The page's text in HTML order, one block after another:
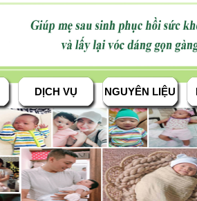
DỊCH VỤ NGUYÊN LIỆU